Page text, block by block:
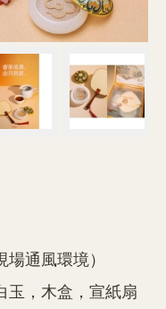
通風環境）
玉，木盒，宣紙扇